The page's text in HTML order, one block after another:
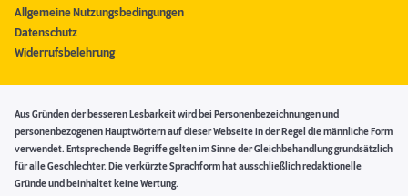
Allgemeine Nutzungsbedingungen
Datenschutz
Widerrufsbelehrung
Aus Gründen der besseren Lesbarkeit wird bei Personenbezeichnungen und
personenbezogenen Hauptwörtern auf dieser Webseite in der Regel die männliche Form
verwendet. Entsprechende Begriffe gelten im Sinne der Gleichbehandlung grundsätzlich
für alle Geschlechter. Die verkürzte Sprachform hat ausschließlich redaktionelle
Gründe und beinhaltet keine Wertung.